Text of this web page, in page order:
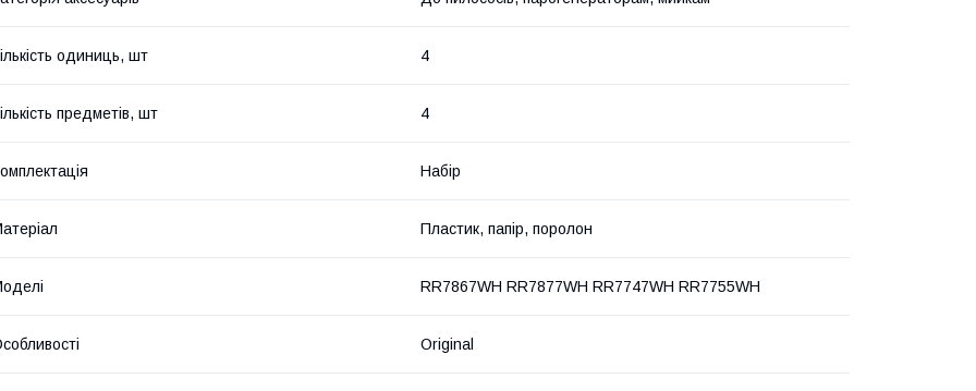
одиниць, шт 4
предметів, шт 4
Набір
Пластик, папір, поролон
RR7867WH RR7877WH RR7747WH RR7755WH
Original